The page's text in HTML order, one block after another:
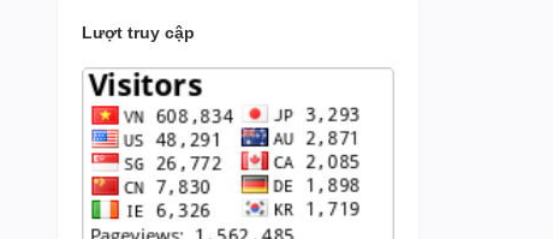
Lượt truy cập